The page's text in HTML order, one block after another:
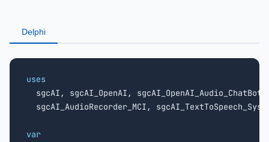
Delphi
uses
sgcAI, sgcAI_OpenAI, sgcAI_OpenAI_Audio_ChatBot,
sgcAI_AudioRecorder_MCI,
var